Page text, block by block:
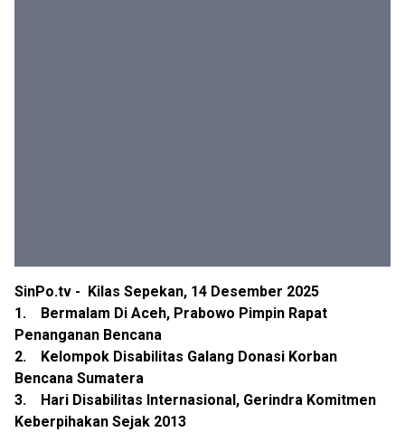
SinPo.tv - Kilas Sepekan, 14 Desember 2025
1. Bermalam Di Aceh, Prabowo Pimpin Rapat
Penanganan Bencana
2. Kelompok Disabilitas Galang Donasi Korban
Bencana Sumatera
3. Hari Disabilitas Internasional, Gerindra Komitmen
Keberpihakan Sejak 2013